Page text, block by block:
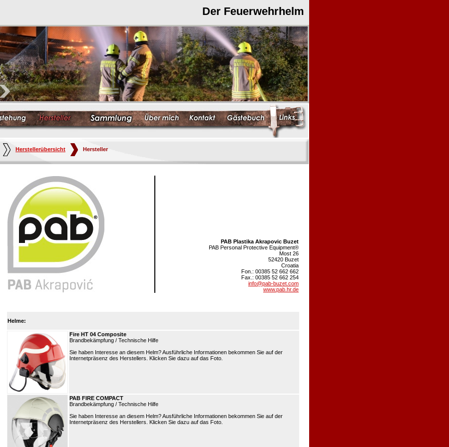
Der Feuerwehrhelm
Herstellerübersicht Hersteller
PAB Plastika Akrapovic Buzet
PAB Personal Protective Equipment®
Most 26
52420 Buzet
Croatia
Fon.: 00385 52 662 662
Fax.: 00385 52 662 254
info@pab-buzet.com
www.pab.hr.de
Helme:
Fire HT 04 Composite
Brandbekämpfung / Technische Hilfe
Sie haben Interesse an diesem Helm? Ausführliche Informationen bekommen Sie auf der
Internetpräsenz des Herstellers. Klicken Sie dazu auf das Foto.
PAB FIRE COMPACT
Brandbekämpfung / Technische Hilfe
Sie haben Interesse an diesem Helm? Ausführliche Informationen bekommen Sie auf der
Internetpräsenz des Herstellers. Klicken Sie dazu auf das Foto.